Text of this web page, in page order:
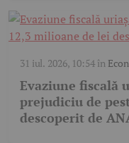
31 iul. 2026, 10:54în
Evaziune fiscală
prejudiciu de
descoperit de